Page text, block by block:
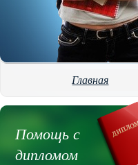
Главная
Помощь с
дипломом